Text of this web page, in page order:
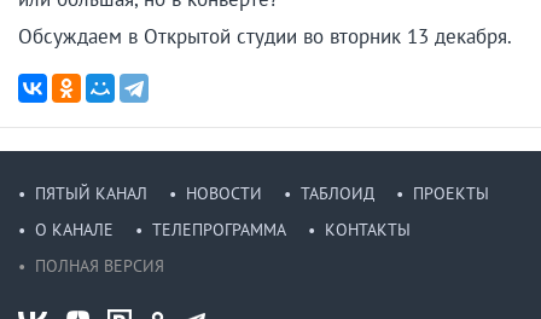
Обсуждаем в Открытой студии во вторник 13 декабря.
ПЯТЫЙ КАНАЛ НОВОСТИ ТАБЛОИД
ПРОЕКТЫ
О КАНАЛЕ
ТЕЛЕПРОГРАММА
КОНТАКТЫ
ПОЛНАЯ ВЕРСИЯ